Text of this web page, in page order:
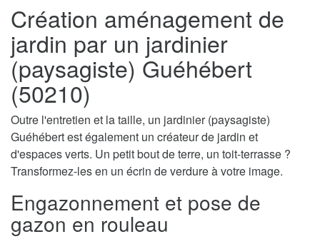
Création aménagement de
jardin par un jardinier
(paysagiste) Guéhébert
(50210)
Outre l'entretien et la taille, un jardinier (paysagiste)
Guéhébert est également un créateur de jardin et
d'espaces verts. Un petit bout de terre, un toit-terrasse ?
Transformez-les en un écrin de verdure à votre image.
Engazonnement et pose de
gazon en rouleau